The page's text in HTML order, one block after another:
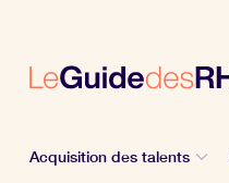
Acquisition des talents